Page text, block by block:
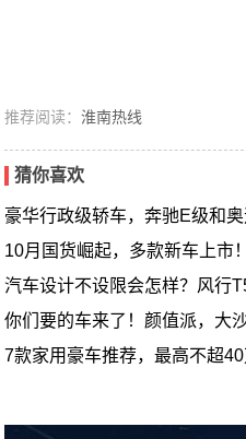
推荐阅读：淮南热线
猜你喜欢
豪华行政级轿车，奔驰E级和
10月国货崛起，多款新车上市
汽车设计不设限会怎样？风行
你们要的车来了！颜值派，大
7款家用豪车推荐，最高不超40